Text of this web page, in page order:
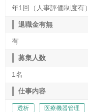
年1回（人事評価制度有）
退職金有無
有
募集人数
1名
仕事内容
透析 医療機器管理